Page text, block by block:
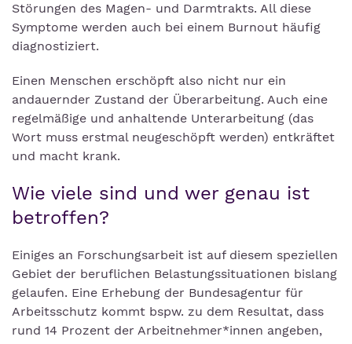
Störungen des Magen- und Darmtrakts. All diese
Symptome werden auch bei einem Burnout häufig
diagnostiziert.
Einen Menschen erschöpft also nicht nur ein
andauernder Zustand der Überarbeitung. Auch eine
regelmäßige und anhaltende Unterarbeitung (das
Wort muss erstmal neugeschöpft werden) entkräftet
und macht krank.
Wie viele sind und wer genau ist
betroffen?
Einiges an Forschungsarbeit ist auf diesem speziellen
Gebiet der beruflichen Belastungssituationen bislang
gelaufen. Eine Erhebung der Bundesagentur für
Arbeitsschutz kommt bspw. zu dem Resultat, dass
rund 14 Prozent der Arbeitnehmer*innen angeben,